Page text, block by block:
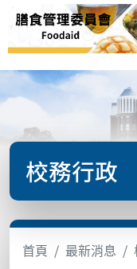
校務行政
首頁 最新消息